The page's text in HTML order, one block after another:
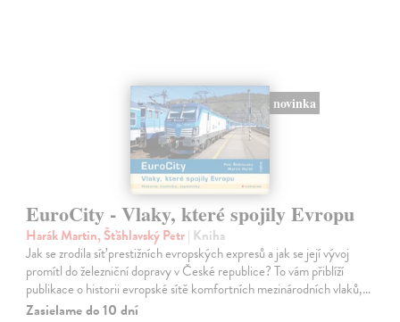
novinka
EuroCity - Vlaky, které spojily Evropu
Harák Martin, Šťáhlavský Petr| Kniha
Jak se zrodila síť prestižních evropských expresů a jak se její vývoj
promítl do železniční dopravy v České republice? To vám přiblíží
publikace o historii evropské sítě komfortních mezinárodních vlaků,…
Zasielame do 10 dní